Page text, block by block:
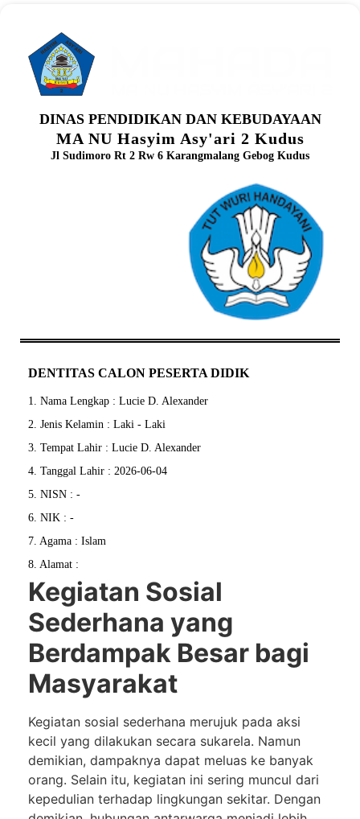
DINAS PENDIDIKAN DAN KEBUDAYAAN
MA NU Hasyim Asy'ari 2 Kudus
Jl Sudimoro Rt 2 Rw 6 Karangmalang Gebog Kudus
DENTITAS CALON PESERTA DIDIK
1. Nama Lengkap : Lucie D. Alexander
2. Jenis Kelamin : Laki - Laki
3. Tempat Lahir : Lucie D. Alexander
4. Tanggal Lahir : 2026-06-04
5. NISN : -
6. NIK : -
7. Agama : Islam
8. Alamat :
Kegiatan Sosial
Sederhana yang
Berdampak Besar bagi
Masyarakat
Kegiatan sosial sederhana merujuk pada aksi
kecil yang dilakukan secara sukarela. Namun
demikian, dampaknya dapat meluas ke banyak
orang. Selain itu, kegiatan ini sering muncul dari
kepedulian terhadap lingkungan sekitar. Dengan